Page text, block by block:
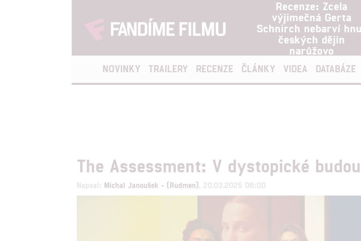
Recenze: Zcela
výjimečná Gerta
Schnirch nebarví
českých dějin
narůžovo
NOVINKY TRAILERY RECENZE ČLÁNKY VIDEA DATABÁZE
The Assessment: V dystopické
Napsal: Michal Janoušek - (Rudmen) , 20.03.2025 06:00